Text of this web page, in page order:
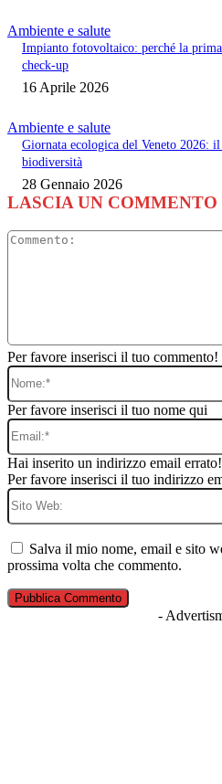
Ambiente e salute
Impianto fotovoltaico: perché la
check-up
16 Aprile 2026
Ambiente e salute
Giornata ecologica del Veneto 2026:
biodiversità
28 Gennaio 2026
LASCIA UN COMMENTO
Per favore inserisci il tuo commento!
Per favore inserisci il tuo nome qui
Hai inserito un indirizzo email errato!
Per favore inserisci il tuo indirizzo
Salva il mio nome, email e sito
prossima volta che commento.
-